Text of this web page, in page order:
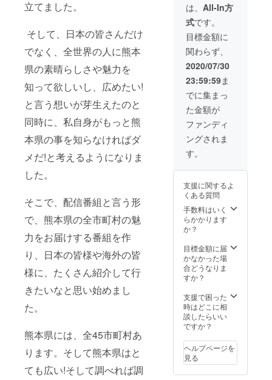
立てました。
そして、日本の皆さんだけ
でなく、全世界の人に熊本
県の素晴らしさや魅力を
知って欲しいし、広めたい!
と言う想いが芽生えたのと
同時に、私自身がもっと熊
本県の事を知らなければダ
メだ!と考えるようになりま
した。
そこで、配信番組と言う形
で、熊本県の全市町村の魅
力をお届けする番組を作
り、日本の皆様や海外の皆
様に、たくさん紹介して行
きたいなと思い始めまし
た。
熊本県には、全45市町村あ
ります。そして熊本県はと
ても広い!そして調べれば調
交通費
等は自
己負担
となり
ます。
※MARI
NAの写
真撮影
に関し
まして
は、こ
ちらか
ら指定
した時
間のみ
りま
当日は
スタッ
フが同
行しま
公共の
場とな
りま
場所や
施設を
巡りま
す。
10:00に
八代駅
集合→
ゆかり
の地巡
り→ ラ
ンチ→
ゆかり
の地巡
り
→16:00
事代、
等は自
己負担
となり
ます。
真撮影
に関し
まして
ら指定
した時
間のみ
撮影可
りま
す。 ※
当日は
スタッ
セージ
色紙 ・
MARIN
Aがあな
ただけ
の為に
歌いま
す!1対1
の限定
ワンマ
ンライ
ブ!(約
120分程
度) ※都
内近郊
しくは
ハウス
での開
催。又
は支援
定頂い
た場所
へ伺い
が同行
致しま
す) ※支
援者の
指定の
場所に
伺う場
合は、
ショッ
ト中
心」 ・
MARIN
A画伯が
デザイ
ンした
支援者
限定T
シャツ
・
MARIN
A番組
キャラ
クター
き本人
メッ
セージ
色紙 ・
MARIN
Aワンマ
ブ時の
リハー
サルご
招待 ※
ンライ
ブの日
程は後
日発表
す。
（2020
年10月
頃とな
は、 All-In方
式です。
目標金額に
関わらず、
2020/07/30
23:59:59ま
でに集まっ
た金額が
ファンディ
ングされま
す。
支援に関するよ
くある質問
手数料はいく
らかかります
か？
目標金額に届
かなかった場
合どうなりま
すか？
支援で困った
時はどこに相
談したらいい
ですか？
ヘルプページを
見る